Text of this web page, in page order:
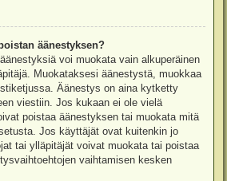
äänestyksen?
voi muokata vain alkuperäinen
Muokataksesi äänestystä, muokkaa
Äänestys on aina kytketty
viestiin. Jos kukaan ei ole vielä
poistaa äänestyksen tai muokata mitä
Jos käyttäjät ovat kuitenkin jo
tai ylläpitäjät voivat muokata tai poistaa
vaihtamisen kesken